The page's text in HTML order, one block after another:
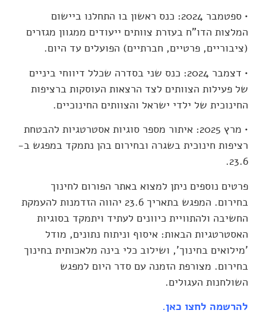
• ספטמבר 2024: כנס ראשון בו התחלנו ביישום
המלצות הדו"ח בעזרת צוותים ייעודים ממגוון מגזרים
(ציבוריים, פרטיים, חברתיים) הפועלים עד היום.
• דצמבר 2024: כנס שני בסדרה שכלל דיווחי ביניים
של פעילות הצוותים לצד הרצאות העוסקות ברציפות
החינוכית של ילדי ישראל והצוותים החינוכיים.
• מרץ 2025: איתור מספר סוגיות אסטרטגיות להבטחת
רציפות חינוכית בשגרה ובחירום בהן נתמקד במפגש ב-
23.6.
פרטים נוספים ניתן למצוא באתר הפורום לחינוך
בחירום. המפגש בתאריך 23.6 יהווה הזדמנות להעמקת
החשיבה ולהתוויית כיוונים לעתיד ויתמקד בסוגיות
האסטרטגיות הבאות: איסוף וניתוח נתונים, מודל
'מילואים בחינוך', ושילוב כלי בינה מלאכותית בחינוך
בחירום. מצורפת הזמנה עם סדר היום למפגש
השולחנות העגולים.
להרשמה לחצו כאן.